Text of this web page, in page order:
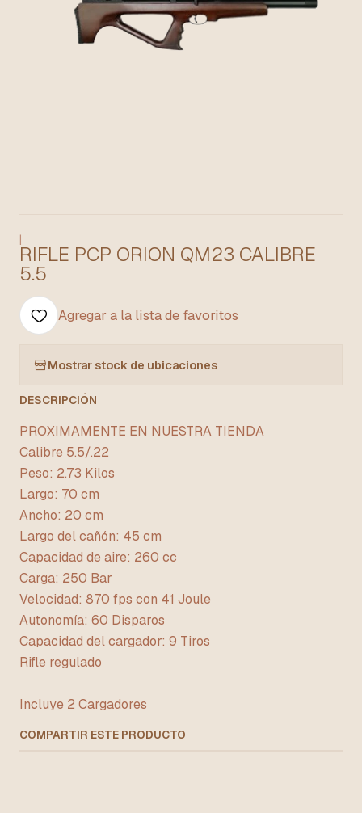
|
RIFLE PCP ORION QM23 CALIBRE
5.5
Agregar a la lista de favoritos
Mostrar stock de ubicaciones
DESCRIPCIÓN
PROXIMAMENTE EN NUESTRA TIENDA
Calibre 5.5/.22
Peso: 2.73 Kilos
Largo: 70 cm
Ancho: 20 cm
Largo del cañón: 45 cm
Capacidad de aire: 260 cc
Carga: 250 Bar
Velocidad: 870 fps con 41 Joule
Autonomía: 60 Disparos
Capacidad del cargador: 9 Tiros
Rifle regulado
Incluye 2 Cargadores
COMPARTIR ESTE PRODUCTO